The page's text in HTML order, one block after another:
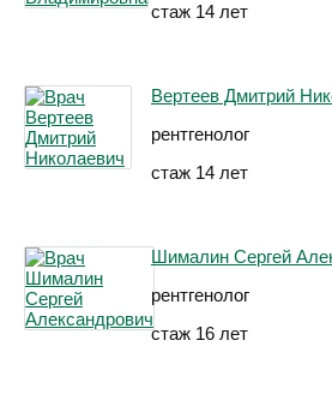
стаж 14 лет
Вертеев Дмитрий
рентгенолог
стаж 14 лет
Шималин Сергей
рентгенолог
стаж 16 лет